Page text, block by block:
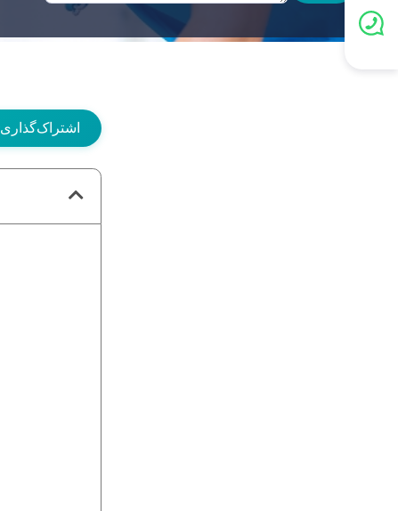
اشتراک‌گذاری